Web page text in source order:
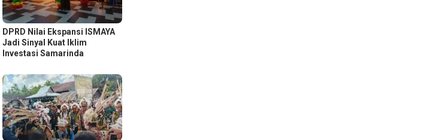
DPRD Nilai Ekspansi ISMAYA
Jadi Sinyal Kuat Iklim
Investasi Samarinda